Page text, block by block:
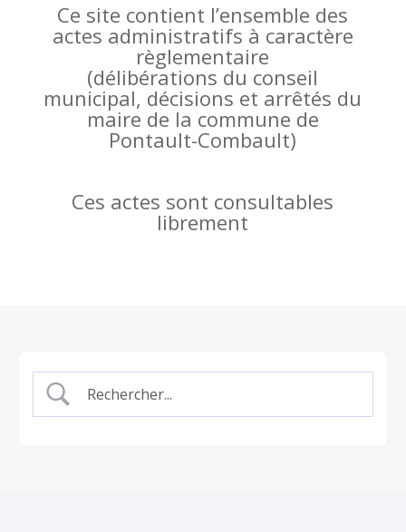
Ce site contient l’ensemble des
actes administratifs à caractère
règlementaire
(délibérations du conseil
municipal, décisions et arrêtés du
maire de la commune de
Pontault-Combault)
Ces actes sont consultables
librement